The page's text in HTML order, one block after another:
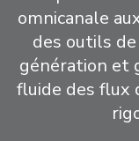
omnicanale
des outils
génération et
fluide des flux